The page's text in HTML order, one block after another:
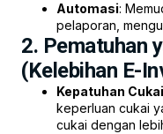
Automasi:
pelaporan,
2. Pematuhan
(Kelebihan E-
Kepatuhan Cukai
keperluan cukai
cukai dengan